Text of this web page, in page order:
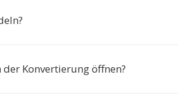
Konvertierung öffnen?